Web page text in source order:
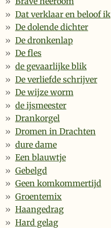
Dat verklaar en beloof ik
De dolende dichter
De dronkenlap
De fles
de gevaarlijke blik
De verliefde schrijver
De wijze worm
de ijsmeester
Drankorgel
Dromen in Drachten
dure dame
Een blauwtje
Gebelgd
Geen komkommertijd
Groentemix
Haangedrag
Hard gelag